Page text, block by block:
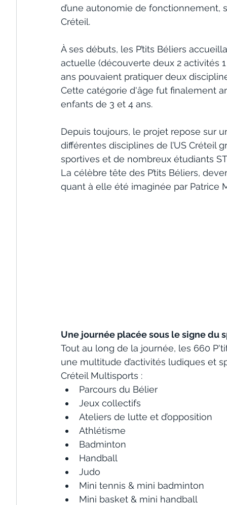
d’une autonomie de fonctionnement,
Créteil.
À ses débuts, les P’tits Béliers
actuelle (découverte deux 2 activités
ans pouvaient pratiquer deux
Cette catégorie d'âge fut finalement
enfants de 3 et 4 ans.
Depuis toujours, le projet repose sur
différentes disciplines de l’US Créteil
sportives et de nombreux étudiants
La célèbre tête des P’tits Béliers,
quant à elle été imaginée par Patrice
Une journée placée sous le signe du
Tout au long de la journée, les 660
une multitude d’activités ludiques et
Créteil Multisports :
Parcours du Bélier
Jeux collectifs
Ateliers de lutte et d’opposition
Athlétisme
Badminton
Handball
Judo
Mini tennis & mini badminton
Mini basket & mini handball